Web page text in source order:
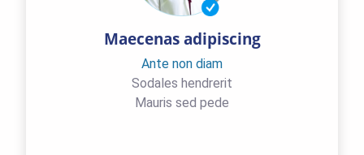
Maecenas adipiscing
Ante non diam
Sodales hendrerit
Mauris sed pede